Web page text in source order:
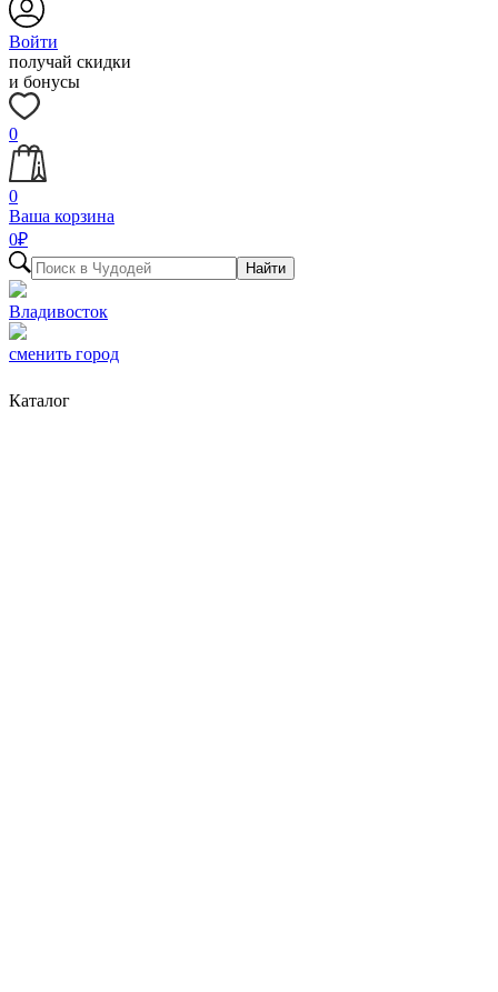
Войти
получай скидки
и бонусы
0
0
Ваша корзина
0₽
Найти
Владивосток
сменить город
Каталог